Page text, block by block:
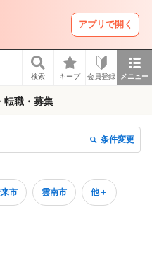
アプリで開く
検索 キープ 会員登録 メニュー
転職・募集
条件変更
市 雲南市 他＋